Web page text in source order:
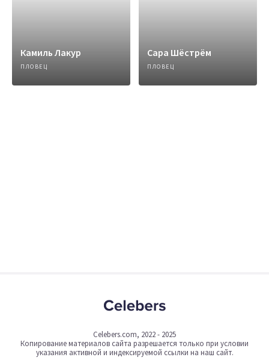
Камиль Лакур
ПЛОВЕЦ
Сара Шёстрём
ПЛОВЕЦ
Celebers.com, 2022 - 2025
Копирование материалов сайта разрешается только при условии
указания активной и индексируемой ссылки на наш сайт.